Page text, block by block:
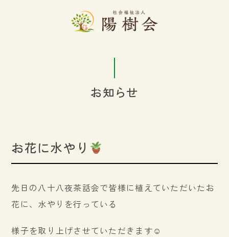
お知らせ
お花に水やり
先日の八十八夜茶話会で皆様に植えていただいたお
花に、水やりを行っている
様子を取り上げさせていただきます☺